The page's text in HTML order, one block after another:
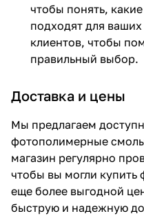
чтобы понять,
подходят для
клиентов, чтобы
правильный выбор.
Доставка и цены
Мы предлагаем
фотополимерные
магазин регулярно
чтобы вы могли
еще более выгодной
быструю и надежную